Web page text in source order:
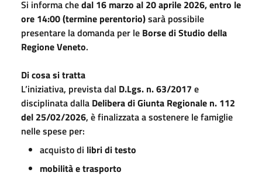
Si informa chedal 16 marzo al 20 aprile 2026, entro le
ore 14:00 (termine perentorio)sarà possibile
presentare la domanda per le Borse di Studio della
Regione Veneto.
Di cosa si tratta
L’iniziativa, prevista dal D.Lgs. n. 63/2017 e
disciplinata dalla Delibera di Giunta Regionale n. 112
del 25/02/2026, è finalizzata a sostenere le famiglie
nelle spese per:
acquisto di libri di testo
mobilità e trasporto